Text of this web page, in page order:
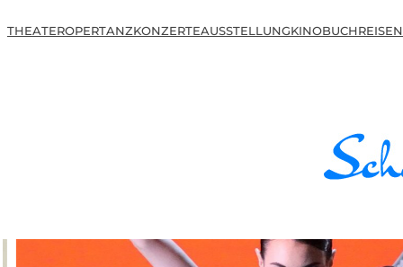
THEATEROPERTANZKONZERTEAUSSTELLUNGKINOBUCHREISEN